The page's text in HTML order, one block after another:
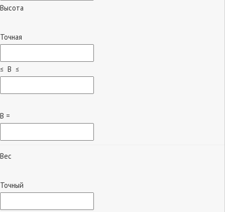
Высота
Точная
≤ B ≤
B =
Вес
Точный